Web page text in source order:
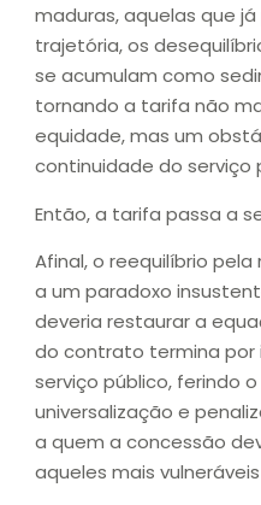
maduras, aquelas que
trajetória, os
se acumulam como
tornando a tarifa não
equidade, mas um
continuidade do serviço
Então, a tarifa passa a
Afinal, o reequilíbrio
a um paradoxo
deveria restaurar a
do contrato termina por
serviço público, ferindo
universalização e
a quem a concessão
aqueles mais